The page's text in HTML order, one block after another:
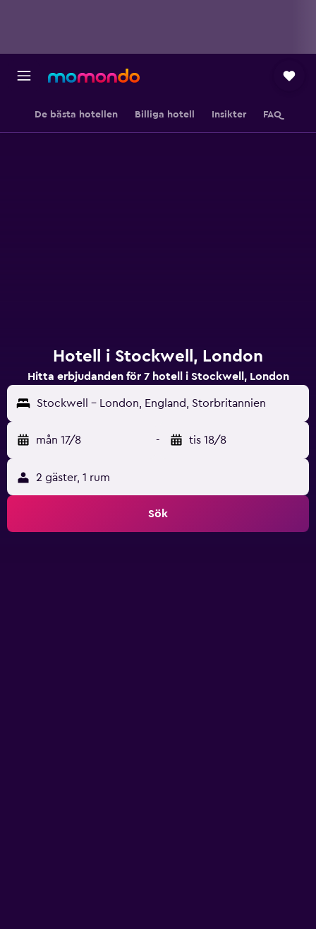
De bästa hotellen Billiga hotell Insikter FAQ
Hotell i Stockwell, London
Hitta erbjudanden för 7 hotell i Stockwell, London
Stockwell - London, England, Storbritannien
mån 17/8 - tis 18/8
2 gäster, 1 rum
Sök